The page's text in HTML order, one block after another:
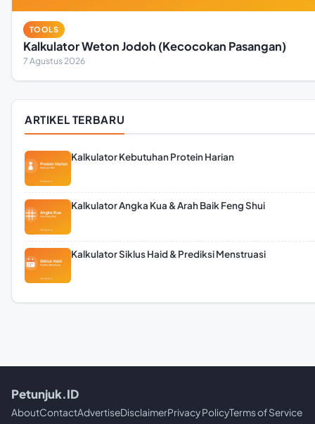
TOOLS
Kalkulator Weton Jodoh (Kecocokan Pasangan)
7 Agustus 2026
ARTIKEL TERBARU
Kalkulator Kebutuhan Protein Harian
Kalkulator Angka Kua & Arah Baik Feng Shui
Kalkulator Siklus Haid & Prediksi Menstruasi
Petunjuk.ID
AboutContactAdvertiseDisclaimerPrivacy PolicyTerms of Service